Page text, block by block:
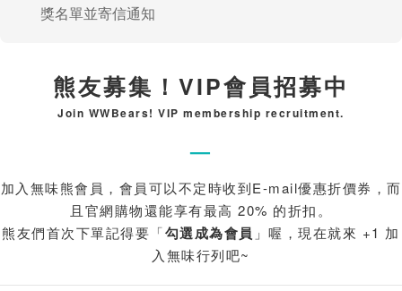
獎名單並寄信通知
熊友募集！VIP會員招募中
Join WWBears! VIP membership recruitment.
—
加入無味熊會員，會員可以不定時收到E-mail優惠折價券，而
且官網購物還能享有最高 20% 的折扣。
熊友們首次下單記得要「勾選成為會員 」喔，現在就來 +1 加
入無味行列吧~